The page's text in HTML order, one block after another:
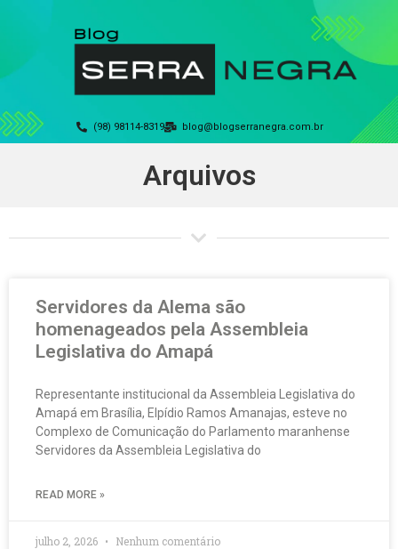
(98) 98114-8319 blog@blogserranegra.com.br
Arquivos
Servidores da Alema são
homenageados pela Assembleia
Legislativa do Amapá
Representante institucional da Assembleia Legislativa do
Amapá em Brasília, Elpídio Ramos Amanajas, esteve no
Complexo de Comunicação do Parlamento maranhense
Servidores da Assembleia Legislativa do
READ MORE »
julho 2, 2026 Nenhum comentário